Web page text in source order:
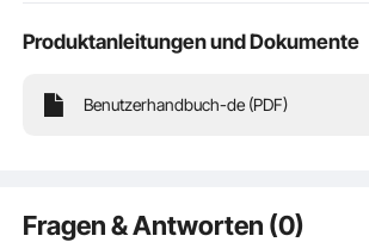
Produktanleitungen und Dokumente
Benutzerhandbuch-de (PDF)
Fragen & Antworten (0)